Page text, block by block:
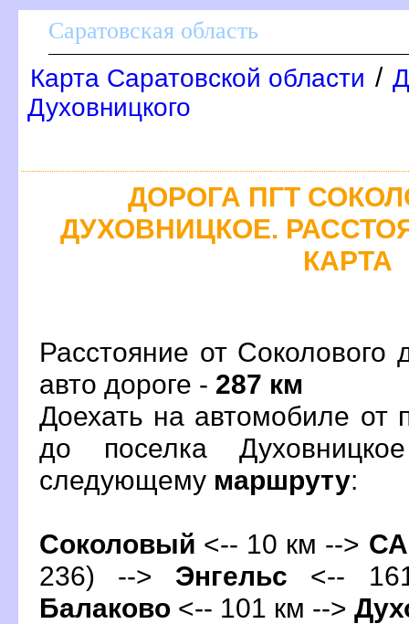
Саратовская область
Карта Саратовской области /
Духовницкого
ДОРОГА ПГТ
ДУХОВНИЦКОЕ.
КАРТА
Расстояние от Соколового
авто дороге - 287 км
Доехать на автомобиле от
до поселка
следующему маршруту:
Соколовый <-- 10 км -->
236) --> Энгельс <--
Балаково <-- 101 км -->